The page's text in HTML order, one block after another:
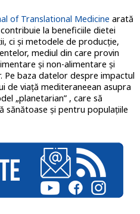
of Translational Medicine arată
contribuie la beneficiile dietei
ci şi metodele de producţie,
mediul din care provin
şi non-alimentare şi
Pe baza datelor despre impactul
de viață mediteraneean asupra
„planetarian” , care să
sănătoase și pentru populațiile